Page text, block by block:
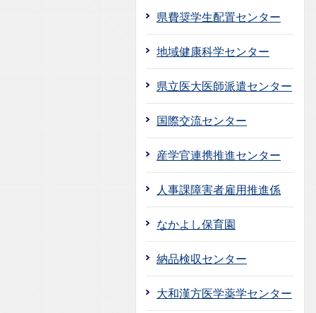
県費奨学生配置センター
地域健康科学センター
県立医大医師派遣センター
国際交流センター
産学官連携推進センター
人事課障害者雇用推進係
なかよし保育園
納品検収センター
大和漢方医学薬学センター